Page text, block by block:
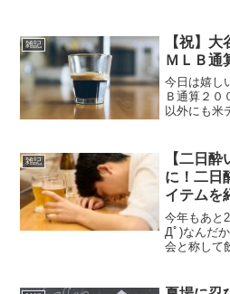
雑記
【祝】
ＭＬＢ通
今日は嬉し
Ｂ通算２０
以外にも米
５００打点
した最初の
雑記
【二日
に！二日
イテムを
今年もあと
Дﾟ)なんだ
会と称して
には助けら